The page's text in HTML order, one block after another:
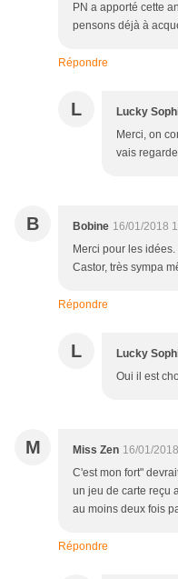
PN a apporté cette
pensons déjà à
Répondre
L Lucky
Merci, on
vais
B Bobine 16/01/2018
Merci pour les
Castor, très sympa
Répondre
L Lucky
Oui il est
M Miss Zen 16/01/
C'est mon fort"
un jeu de carte reçu
au moins deux fois
Répondre